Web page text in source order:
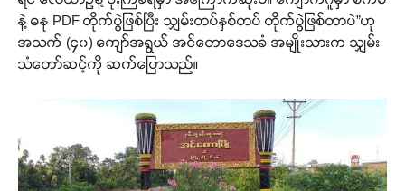
နဲ့ ဓနု PDF တိုက်ပွဲဖြစ်ပြီး သျှမ်းတပ်နှစ်တပ် တိုက်ပွဲဖြစ်တာပဲ”ဟု
အသက် (၄၀) ကျော်အရွယ် အင်တောဒေသခံ အမျိုးသားက သျှမ်း
သံတော်ဆင့်ကို ဆက်ပြောသည်။